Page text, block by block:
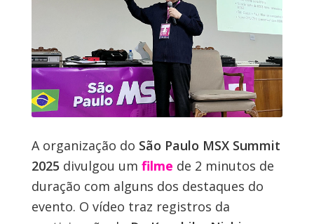
A organização do São Paulo MSX Summit
2025 divulgou um filme de 2 minutos de
duração com alguns dos destaques do
evento. O vídeo traz registros da